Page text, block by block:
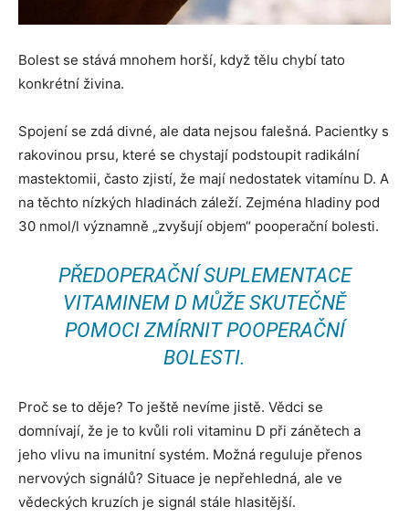
Bolest se stává mnohem horší, když tělu chybí tato
konkrétní živina.
Spojení se zdá divné, ale data nejsou falešná. Pacientky s
rakovinou prsu, které se chystají podstoupit radikální
mastektomii, často zjistí, že mají nedostatek vitamínu D. A
na těchto nízkých hladinách záleží. Zejména hladiny pod
30 nmol/l významně „zvyšují objem“ pooperační bolesti.
PŘEDOPERAČNÍ SUPLEMENTACE
VITAMINEM D MŮŽE SKUTEČNĚ
POMOCI ZMÍRNIT POOPERAČNÍ
BOLESTI.
Proč se to děje? To ještě nevíme jistě. Vědci se
domnívají, že je to kvůli roli vitaminu D při zánětech a
jeho vlivu na imunitní systém. Možná reguluje přenos
nervových signálů? Situace je nepřehledná, ale ve
vědeckých kruzích je signál stále hlasitější.